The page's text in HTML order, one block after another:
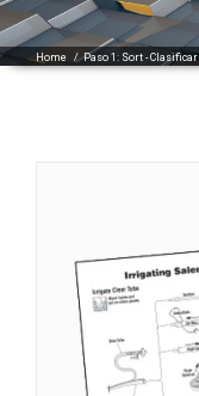
Home /Paso 1: Sort - Clasificar